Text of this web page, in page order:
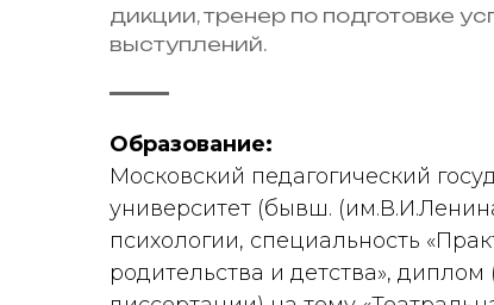
дикции, тренер по подготовке
выступлений.
Образование:
Московский педагогический
университет (бывш.
психологии, специальность
родительства и детства», диплом